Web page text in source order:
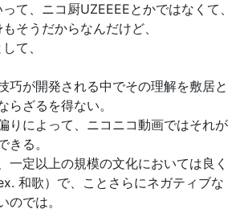
て、ニコ厨UZEEEEとかではなくて、
そうだからなんだけど、
て、
巧が開発される中でその理解を敷居と
らざるを得ない。
りによって、ニコニコ動画ではそれが
きる。
一定以上の規模の文化においては良く
和歌）で、ことさらにネガティブな
のでは。